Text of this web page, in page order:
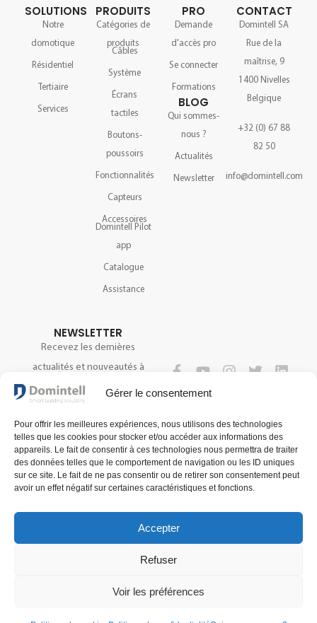
Gérer le consentement
Pour offrir les meilleures expériences, nous utilisons des technologies
telles que les cookies pour stocker et/ou accéder aux informations des
appareils. Le fait de consentir à ces technologies nous permettra de traiter
des données telles que le comportement de navigation ou les ID uniques
sur ce site. Le fait de ne pas consentir ou de retirer son consentement peut
avoir un effet négatif sur certaines caractéristiques et fonctions.
Accepter
Refuser
Voir les préférences
SOLUTIONS
Notre
domotique
Résidentiel
Tertiaire
Services
PRODUITS
Catégories de
produits
Câbles
Système
Écrans
tactiles
Boutons-
poussoirs
Fonctionnalités
Capteurs
Accessoires
Domintell Pilot
app
Catalogue
Assistance
PRO
Demande
d'accès pro
Se connecter
Formations
BLOG
Qui sommes-
nous ?
Actualités
Newsletter
CONTACT
Domintell SA
Rue de la
maîtrise, 9
1400 Nivelles
Belgique
+32 (0) 67 88
82 50
info@domintell.com
NEWSLETTER
Recevez les dernières
actualités et nouveautés à
propos de notre technologie.
S'INSCRIRE
SUIVEZ-NOUS
Conditions générales de venteConditions générales d'utilisation